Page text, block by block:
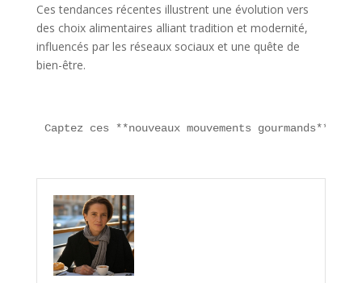
Ces tendances récentes illustrent une évolution vers
des choix alimentaires alliant tradition et modernité,
influencés par les réseaux sociaux et une quête de
bien-être.
Captez ces **nouveaux mouvements